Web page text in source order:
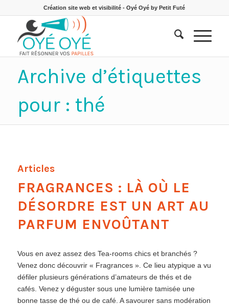
Création site web et visibilité - Oyé Oyé by Petit Futé
Archive d’étiquettes
pour : thé
Articles
FRAGRANCES : LÀ OÙ LE
DÉSORDRE EST UN ART AU
PARFUM ENVOÛTANT
Vous en avez assez des Tea-rooms chics et branchés ?
Venez donc découvrir « Fragrances ». Ce lieu atypique a vu
défiler plusieurs générations d’amateurs de thés et de
cafés. Venez y déguster sous une lumière tamisée une
bonne tasse de thé ou de café. A savourer sans modération